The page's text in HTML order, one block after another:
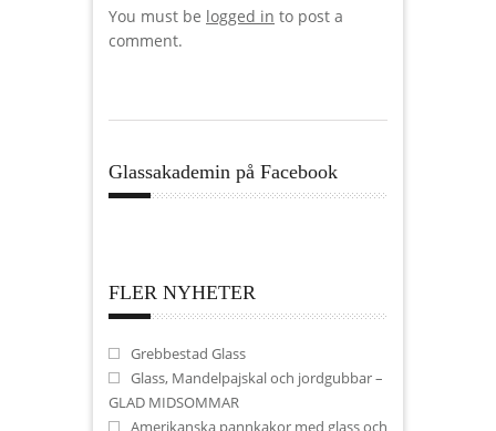
You must be logged in to post a
comment.
Glassakademin på Facebook
FLER NYHETER
Grebbestad Glass
Glass, Mandelpajskal och jordgubbar –
GLAD MIDSOMMAR